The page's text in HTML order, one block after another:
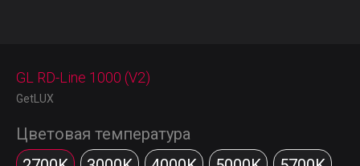
GL RD-Line 1000 (V2)
GetLUX
Цветовая температура